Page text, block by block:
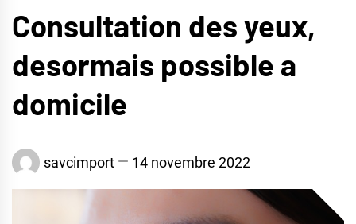
Consultation des yeux,
desormais possible a
domicile
savcimport 14 novembre 2022